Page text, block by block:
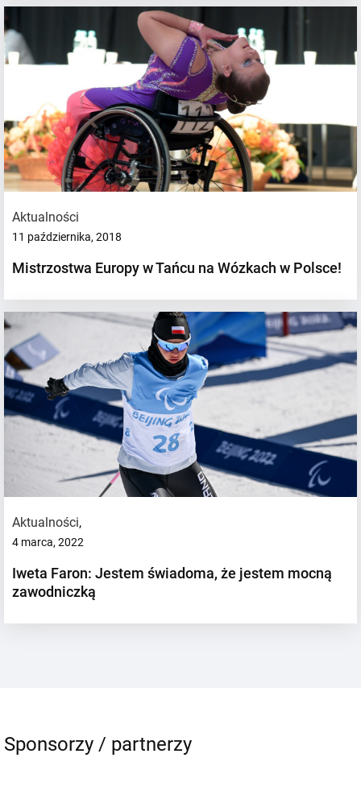
Aktualności
11 października, 2018
Mistrzostwa Europy w Tańcu na Wózkach w Polsce!
Aktualności,
4 marca, 2022
Iweta Faron: Jestem świadoma, że jestem mocną
zawodniczką
Sponsorzy / partnerzy